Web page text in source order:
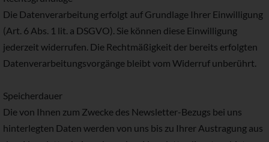
Die Datenverarbeitung erfolgt auf Grundlage Ihrer Einwilligung
(Art. 6 Abs. 1 lit. a DSGVO). Sie können diese Einwilligung
jederzeit widerrufen. Die Rechtmäßigkeit der bereits erfolgten
Datenverarbeitungsvorgänge bleibt vom Widerruf unberührt.
Speicherdauer
Die von Ihnen zum Zwecke des Newsletter-Bezugs bei uns
hinterlegten Daten werden von uns bis zu Ihrer Austragung aus